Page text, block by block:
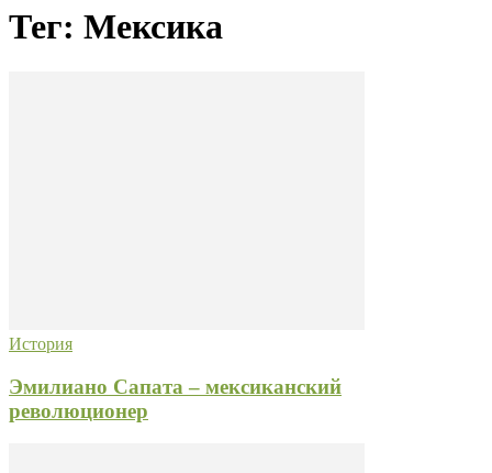
Тег: Мексика
История
Эмилиано Сапата – мексиканский
революционер